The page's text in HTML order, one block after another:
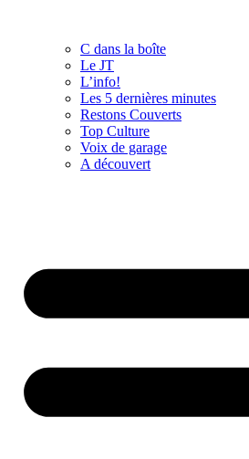
C dans la boîte
Le JT
L’info!
Les 5 dernières minutes
Restons Couverts
Top Culture
Voix de garage
A découvert